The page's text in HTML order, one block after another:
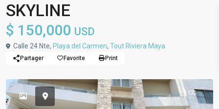
SKYLINE
$ 150,000 USD
Calle 24 Nte, Playa del Carmen, Tout Riviera Maya
Partager Favorite Print
1 CC